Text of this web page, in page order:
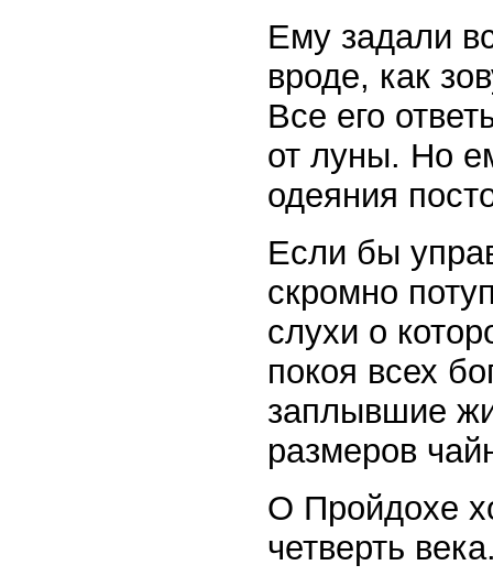
Ему задали
вроде, как
Все его
от луны. Но
одеяния
Если бы
скромно
слухи о
покоя всех
заплывшие
размеров
О Пройдохе
четверть